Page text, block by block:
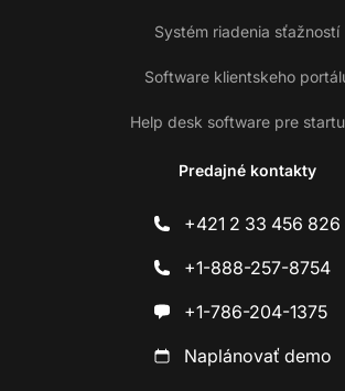
Systém riadenia sťažností
Software klientskeho
Help desk software pre
Predajné kontakty
+421 2 33 456 826
+1-888-257-8754
+1-786-204-1375
Naplánovať demo